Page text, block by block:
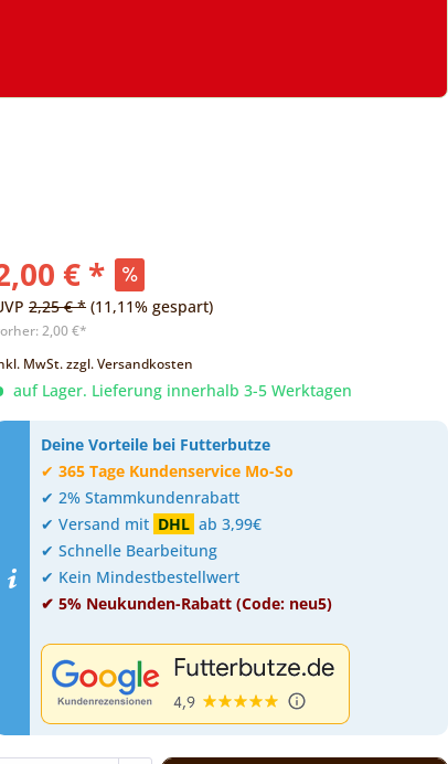
€ *
2,25 € * (11,11% gespart)
2,00 €*
MwSt.zzgl. Versandkosten
auf Lager. Lieferung innerhalb 3-5 Werktagen
Deine Vorteile bei Futterbutze
✔365 Tage Kundenservice Mo-So
✔ 2% Stammkundenrabatt
✔ Versand mit DHL ab 3,99€
✔ Schnelle Bearbeitung
✔ Kein Mindestbestellwert
✔ 5% Neukunden-Rabatt (Code: neu5)